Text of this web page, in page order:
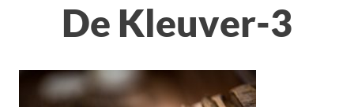
De Kleuver-3